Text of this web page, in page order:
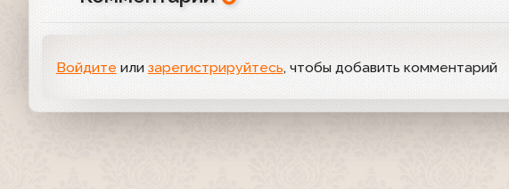
Войдите или зарегистрируйтесь, чтобы добавить комментарий